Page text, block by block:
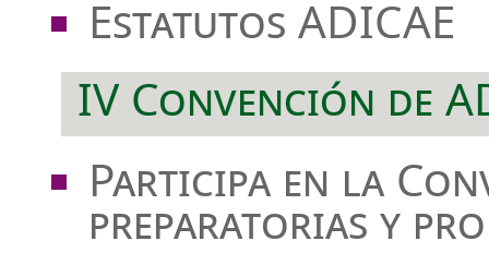
Estatutos ADICAE
IV Convención de
Participa en la
preparatorias y